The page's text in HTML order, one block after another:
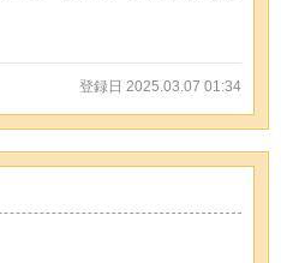
登録日 2025.03.07 01:34